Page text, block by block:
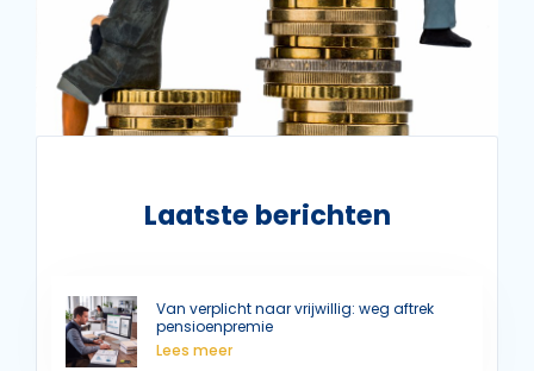
Laatste berichten
Van verplicht naar vrijwillig: weg aftrek
pensioenpremie
Lees meer